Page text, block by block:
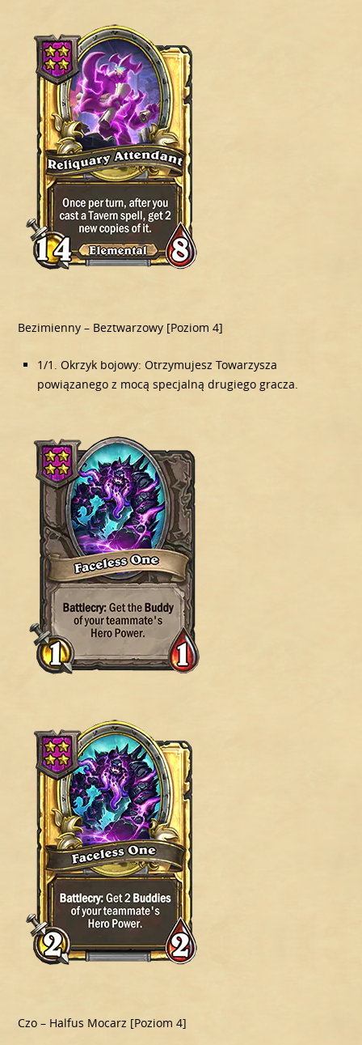
Bezimienny – Beztwarzowy [Poziom 4]
1/1. Okrzyk bojowy: Otrzymujesz Towarzysza
powiązanego z mocą specjalną drugiego gracza.
Czo – Halfus Mocarz [Poziom 4]